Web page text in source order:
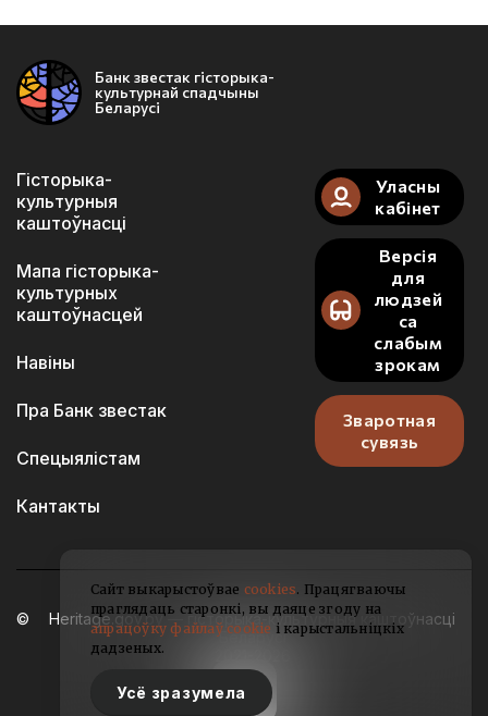
Банк звестак гісторыка-
культурнай спадчыны
Беларусі
Гісторыка-
культурныя
каштоўнасці
Мапа гісторыка-
культурных
каштоўнасцей
Навіны
Пра Банк звестак
Спецыялістам
Кантакты
Уласны
кабінет
Версія
для
людзей
са
слабым
зрокам
Зваротная
сувязь
Heritage.gov.by — гісторыка-культурныя каштоўнасці
Беларусі
Сайт выкарыстоўвае cookies. Працягваючы
праглядаць старонкі, вы даяце згоду на
апрацоўку файлаў cookie і карыстальніцкіх
дадзеных.
Усё зразумела